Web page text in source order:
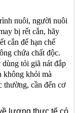
nuôi, người nuôi
bị rết cắn, hãy
cắn để hạn chế
chứa chất độc.
tỏi giã nát đắp
không khỏi mà
thường, cần đến cơ